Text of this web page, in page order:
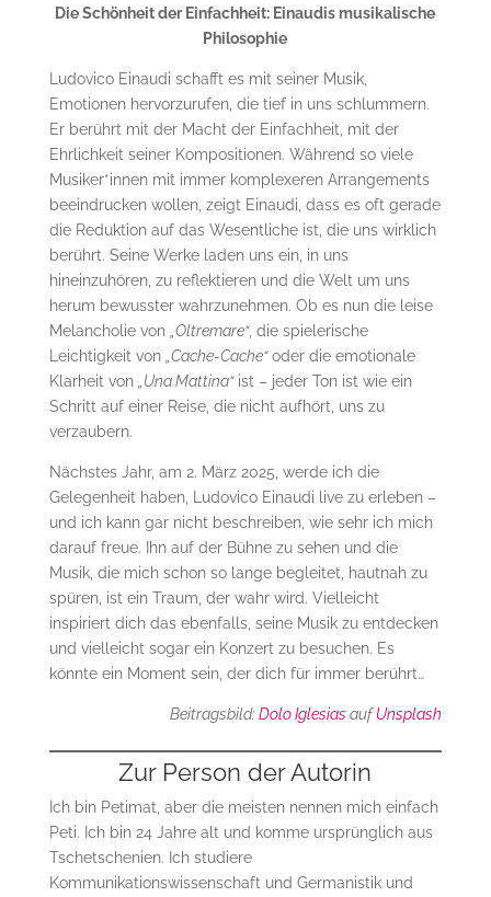
Die Schönheit der Einfachheit: Einaudis musikalische
Philosophie
Ludovico Einaudi schafft es mit seiner Musik,
Emotionen hervorzurufen, die tief in uns schlummern.
Er berührt mit der Macht der Einfachheit, mit der
Ehrlichkeit seiner Kompositionen. Während so viele
Musiker*innen mit immer komplexeren Arrangements
beeindrucken wollen, zeigt Einaudi, dass es oft gerade
die Reduktion auf das Wesentliche ist, die uns wirklich
berührt. Seine Werke laden uns ein, in uns
hineinzuhören, zu reflektieren und die Welt um uns
herum bewusster wahrzunehmen. Ob es nun die leise
Melancholie von „Oltremare“, die spielerische
Leichtigkeit von „Cache-Cache“oder die emotionale
Klarheit von
„Una Mattina“ist – jeder Ton ist wie ein
Schritt auf einer Reise, die nicht aufhört, uns zu
verzaubern.
Nächstes Jahr, am 2. März 2025, werde ich die
Gelegenheit haben, Ludovico Einaudi live zu erleben –
und ich kann gar nicht beschreiben, wie sehr ich mich
darauf freue. Ihn auf der Bühne zu sehen und die
Musik, die mich schon so lange begleitet, hautnah zu
spüren, ist ein Traum, der wahr wird. Vielleicht
inspiriert dich das ebenfalls, seine Musik zu entdecken
und vielleicht sogar ein Konzert zu besuchen. Es
könnte ein Moment sein, der dich für immer berührt…
Beitragsbild:Dolo Iglesias aufUnsplash
Zur Person der Autorin
Ich bin Petimat, aber die meisten nennen mich einfach
Peti. Ich bin 24 Jahre alt und komme ursprünglich aus
Tschetschenien. Ich studiere
Kommunikationswissenschaft und Germanistik und